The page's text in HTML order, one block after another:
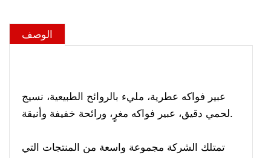
الوصف
عبير فواكه عطرية، مليء بالروائح الطبيعية، نسيج
لحمي دقيق، عبير فواكه مغرٍ، ورائحة خفيفة وأنيقة.
تمتلك الشركة مجموعة واسعة من المنتجات التي